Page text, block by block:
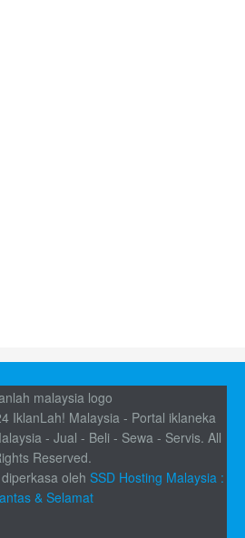
IklanLah! Malaysia - Portal iklaneka
- Jual - Beli - Sewa - Servis. All
Reserved.
oleh SSD Hosting Malaysia :
& Selamat